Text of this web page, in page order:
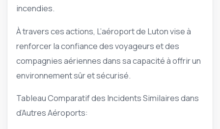
incendies.
À travers ces actions, L’aéroport de Luton vise à
renforcer la confiance des voyageurs et des
compagnies aériennes dans sa capacité à offrir un
environnement sûr et sécurisé.
Tableau Comparatif des Incidents Similaires dans
d’Autres Aéroports: